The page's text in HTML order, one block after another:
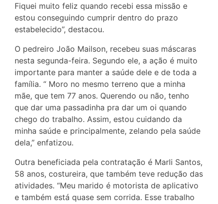
Fiquei muito feliz quando recebi essa missão e
estou conseguindo cumprir dentro do prazo
estabelecido”, destacou.
O pedreiro João Mailson, recebeu suas máscaras
nesta segunda-feira. Segundo ele, a ação é muito
importante para manter a saúde dele e de toda a
família. “ Moro no mesmo terreno que a minha
mãe, que tem 77 anos. Querendo ou não, tenho
que dar uma passadinha pra dar um oi quando
chego do trabalho. Assim, estou cuidando da
minha saúde e principalmente, zelando pela saúde
dela,” enfatizou.
Outra beneficiada pela contratação é Marli Santos,
58 anos, costureira, que também teve redução das
atividades. “Meu marido é motorista de aplicativo
e também está quase sem corrida. Esse trabalho